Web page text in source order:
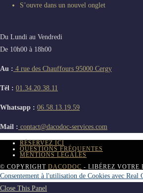
S’ouvre dans un nouvel onglet
Du Lundi au Vendredi
De 10h00 à 18h00
Au : 4 rue des Chauffours 95000 Cergy
Tél : 01.34.20.38.11
Whatsapp : 06.58.13.19.59
Mail : contact@dacodoc-services.com
RÉSERVEZ ICI
QUESTIONS FRÉQUENTES
MENTIONS LÉGALES
© COPYRIGHT DACODOC - LIBÉREZ VOTRE
Consentement à l'utilisation de Cookies avec Real
Close This Panel